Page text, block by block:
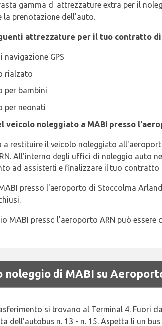
gamma di attrezzature extra per il
la prenotazione dell'auto.
attrezzature per il tuo contratto
navigazione GPS
rialzato
per bambini
per neonati
veicolo noleggiato a MABI presso
a restituire il veicolo noleggiato
All'interno degli uffici di noleggio auto
ad assisterti e finalizzare il tuo contratto
presso l'aeroporto di Stoccolma
MABI presso l'aeroporto ARN può
noleggio di MABI su
si trovano al Terminal 4. Fuori
dell'autobus n. 13 - n. 15. Aspetta lì un